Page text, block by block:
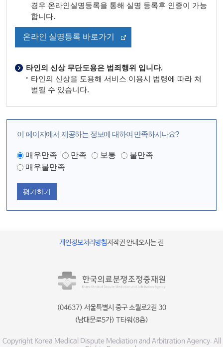
경우 온라인실명등록을 통해 실명 등록후 인증이 가능
합니다.
온라인 실명등록 바로가기
타인의 신상 무단도용은 범죄행위 입니다.
타인의 신상을 도용해 서비스 이용시 법령에 따라 처
벌될 수 있습니다.
이 페이지에서 제공하는 정보에 대하여 만족하시나요?
매우만족 만족 보통
불만족
매우불만족
평가하기
개인정보처리방침저작권 안내오시는 길
(04637) 서울특별시 중구 소월로2길 30
(남대문로5가) T타워(8층)
Copyright Korea Medical Dispute Mediation and Arbitration Agency. All